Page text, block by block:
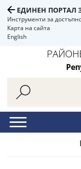
ЕДИНЕН ПОРТАЛ
Инструменти за
Карта на сайта
English